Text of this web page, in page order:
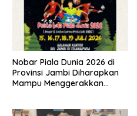
Nobar Piala Dunia 2026 di
Provinsi Jambi Diharapkan
Mampu Menggerakkan